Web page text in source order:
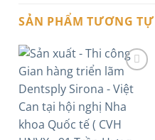
SẢN PHẨM TƯƠNG TỰ
Add to